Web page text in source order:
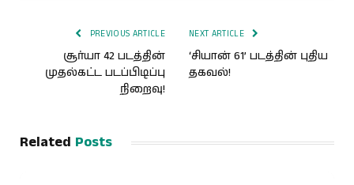
PREVIOUS ARTICLE
சூர்யா 42 படத்தின்
முதல்கட்ட படப்பிடிப்பு
நிறைவு!
NEXT ARTICLE
‘சியான் 61’ படத்தின் புதிய
தகவல்!
Related Posts